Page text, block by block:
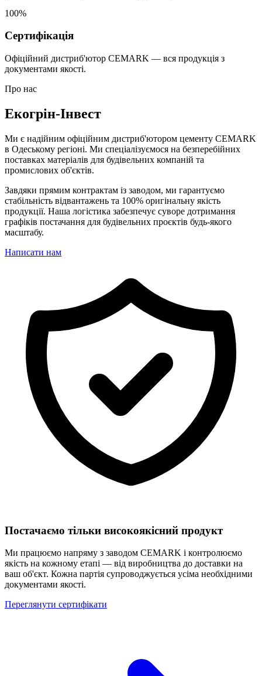
100%
Сертифікація
Офіційний дистриб'ютор CEMARK — вся продукція з
документами якості.
Про нас
Екогрін-Інвест
Ми є надійним офіційним дистриб'ютором цементу CEMARK
в Одеському регіоні. Ми спеціалізуємося на безперебійних
поставках матеріалів для будівельних компаній та
промислових об'єктів.
Завдяки прямим контрактам із заводом, ми гарантуємо
стабільність відвантажень та 100% оригінальну якість
продукції. Наша логістика забезпечує суворе дотримання
графіків постачання для будівельних проєктів будь-якого
масштабу.
Написати нам
Постачаємо тільки високоякісний продукт
Ми працюємо напряму з заводом CEMARK і контролюємо
якість на кожному етапі — від виробництва до доставки на
ваш об'єкт. Кожна партія супроводжується усіма необхідними
документами якості.
Переглянути сертифікати